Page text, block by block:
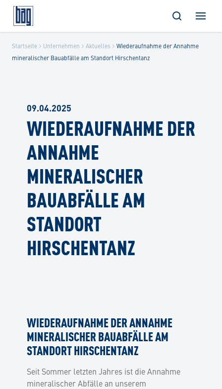
content
Startseite Unternehmen Aktuelles
Wiederaufnahme der Annahme
mineralischer Bauabfälle am Standort Hirschentanz
09.04.2025
WIEDERAUFNAHME DER
ANNAHME
MINERALISCHER
BAUABFÄLLE AM
STANDORT
HIRSCHENTANZ
WIEDERAUFNAHME DER ANNAHME
MINERALISCHER BAUABFÄLLE AM
STANDORT HIRSCHENTANZ
Seit Sommer letzten Jahres ist die Annahme
mineralischer Abfälle an unserem